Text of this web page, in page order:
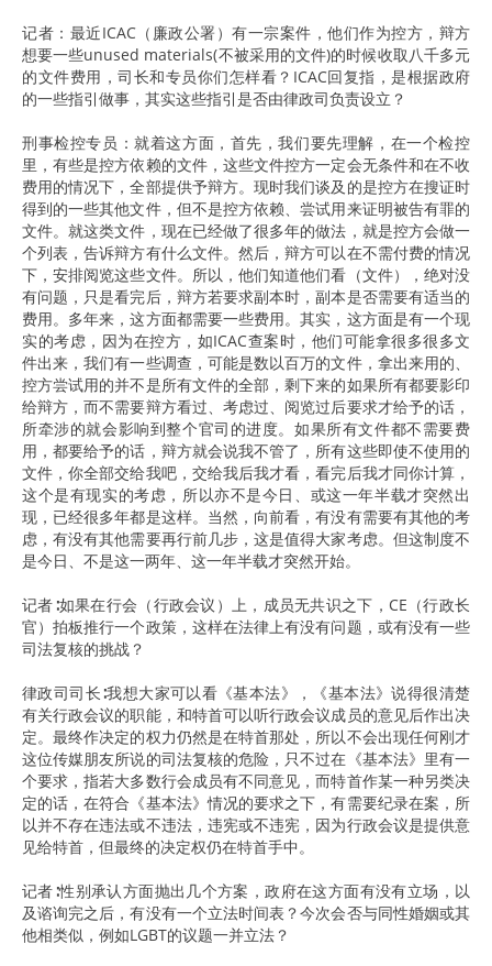
记者：最近ICAC（廉政公署）有一宗案件，他们作为控方，辩方
想要一些unused materials(不被采用的文件)的时候收取八千多元
的文件费用，司长和专员你们怎样看？ICAC回复指，是根据政府
的一些指引做事，其实这些指引是否由律政司负责设立？
刑事检控专员：就着这方面，首先，我们要先理解，在一个检控
里，有些是控方依赖的文件，这些文件控方一定会无条件和在不收
费用的情况下，全部提供予辩方。现时我们谈及的是控方在搜证时
得到的一些其他文件，但不是控方依赖、尝试用来证明被告有罪的
文件。就这类文件，现在已经做了很多年的做法，就是控方会做一
个列表，告诉辩方有什么文件。然后，辩方可以在不需付费的情况
下，安排阅览这些文件。所以，他们知道他们看（文件），绝对没
有问题，只是看完后，辩方若要求副本时，副本是否需要有适当的
费用。多年来，这方面都需要一些费用。其实，这方面是有一个现
实的考虑，因为在控方，如ICAC查案时，他们可能拿很多很多文
件出来，我们有一些调查，可能是数以百万的文件，拿出来用的、
控方尝试用的并不是所有文件的全部，剩下来的如果所有都要影印
给辩方，而不需要辩方看过、考虑过、阅览过后要求才给予的话，
所牵涉的就会影响到整个官司的进度。如果所有文件都不需要费
用，都要给予的话，辩方就会说我不管了，所有这些即使不使用的
文件，你全部交给我吧，交给我后我才看，看完后我才同你计算，
这个是有现实的考虑，所以亦不是今日、或这一年半载才突然出
现，已经很多年都是这样。当然，向前看，有没有需要有其他的考
虑，有没有其他需要再行前几步，这是值得大家考虑。但这制度不
是今日、不是这一两年、这一年半载才突然开始。
记者∶如果在行会（行政会议）上，成员无共识之下，CE（行政长
官）拍板推行一个政策，这样在法律上有没有问题，或有没有一些
司法复核的挑战？
律政司司长∶我想大家可以看《基本法》，《基本法》说得很清楚
有关行政会议的职能，和特首可以听行政会议成员的意见后作出决
定。最终作决定的权力仍然是在特首那处，所以不会出现任何刚才
这位传媒朋友所说的司法复核的危险，只不过在《基本法》里有一
个要求，指若大多数行会成员有不同意见，而特首作某一种另类决
定的话，在符合《基本法》情况的要求之下，有需要纪录在案，所
以并不存在违法或不违法，违宪或不违宪，因为行政会议是提供意
见给特首，但最终的决定权仍在特首手中。
记者∶性别承认方面抛出几个方案，政府在这方面有没有立场，以
及谘询完之后，有没有一个立法时间表？今次会否与同性婚姻或其
他相类似，例如LGBT的议题一并立法？